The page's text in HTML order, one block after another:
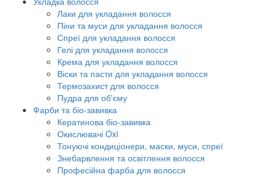
Лаки для укладання волосся
Піни та муси для укладання волосся
Спреї для укладання волосся
Гелі для укладання волосся
Крема для укладання волосся
Віски та пасти для укладання волосся
Термозахист для волосся
Пудра для об'єму
Фарби та біо-завивка
Кератинова біо-завивка
Окислювачі Oxi
Тонуючі кондиціонери, маски, муси, спреї
Знебарвлення та освітлення волосся
Професійна фарба для волосся